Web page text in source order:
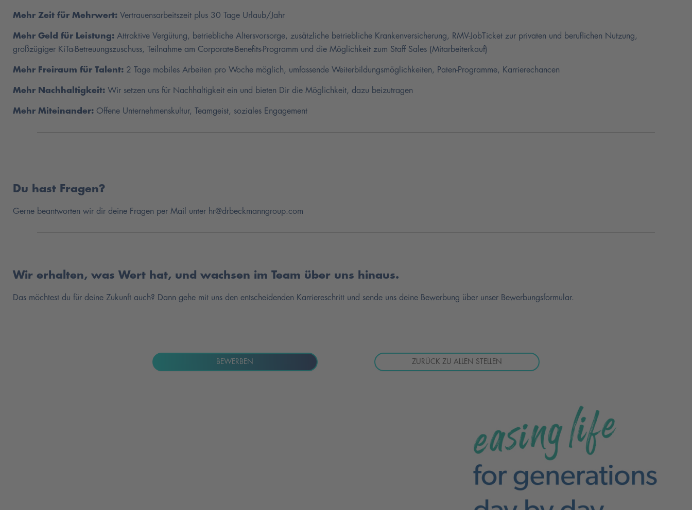
Mehr Zeit für Mehrwert: Vertrauensarbeitszeit plus 30 Tage Urlaub/Jahr
Mehr Geld für Leistung: Attraktive Vergütung, betriebliche Altersvorsorge, zusätzliche betriebliche Krankenversicherung, RMV-JobTicket zur privaten und beruflichen Nutzung,
großzügiger KiTa-Betreuungszuschuss, Teilnahme am Corporate-Benefits-Programm und die Möglichkeit zum Staff Sales (Mitarbeiterkauf)
Mehr Freiraum für Talent: 2 Tage mobiles Arbeiten pro Woche möglich, umfassende Weiterbildungsmöglichkeiten, Paten-Programme, Karrierechancen
Mehr Nachhaltigkeit: Wir setzen uns für Nachhaltigkeit ein und bieten Dir die Möglichkeit, dazu beizutragen
Mehr Miteinander: Offene Unternehmenskultur, Teamgeist, soziales Engagement
Du hast Fragen?
Gerne beantworten wir dir deine Fragen per Mail unter hr@drbeckmanngroup.com
Wir erhalten, was Wert hat, und wachsen im Team über uns hinaus.
Das möchtest du für deine Zukunft auch? Dann gehe mit uns den entscheidenden Karriereschritt und sende uns deine Bewerbung über unser Bewerbungsformular.
ZURÜCK ZU ALLEN STELLEN
BEWERBEN